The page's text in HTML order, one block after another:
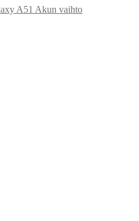
A51 Akun vaihto